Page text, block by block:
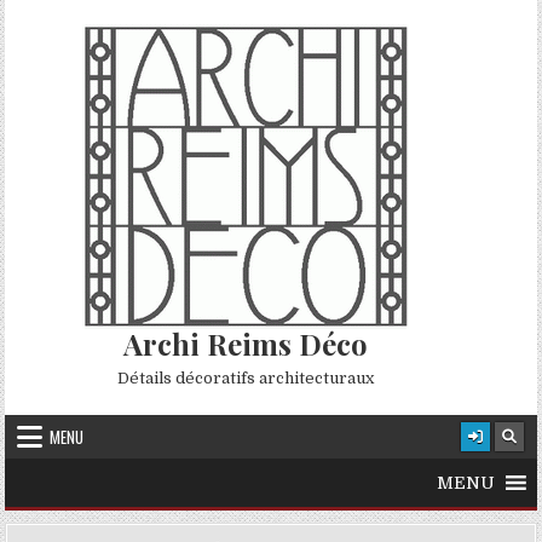
Skip to content
Archi Reims Déco
Détails décoratifs architecturaux
MENU
MENU